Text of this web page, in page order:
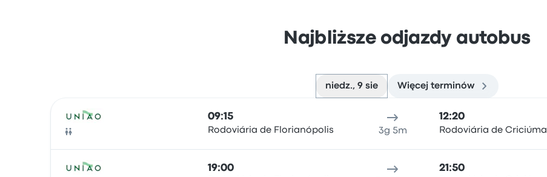
Najbliższe odjazdy autobus
niedz., 9 sie Więcej terminów
Autobus
09:15
Rodoviária de Florianópolis 3g 5m
12:20
Rodoviária de Criciúma
19:00 21:50